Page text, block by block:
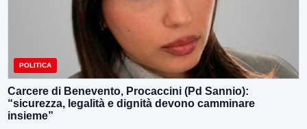
POLITICA
Carcere di Benevento, Procaccini (Pd Sannio):
“sicurezza, legalità e dignità devono camminare
insieme”